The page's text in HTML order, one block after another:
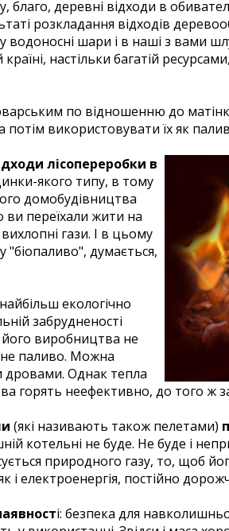
деревні відходи в
розкладання відходів
водоносні шари і в наші з вами
настільки багатій
по відношенню до
використовувати їх як
лісопереробки в
якого типу, в тому
домобудівництва
переїхали жити на
гази. І в цьому
"біопаливо", думається,
екологічно
забрудненості
виробництва не
паливо. Можна
Однак тепла
горять неефективно, до того ж
(які називають також пелетами)
котельні не буде. Не буде і
природного газу, то, щоб
електроенергія, постійно
і: безпека для